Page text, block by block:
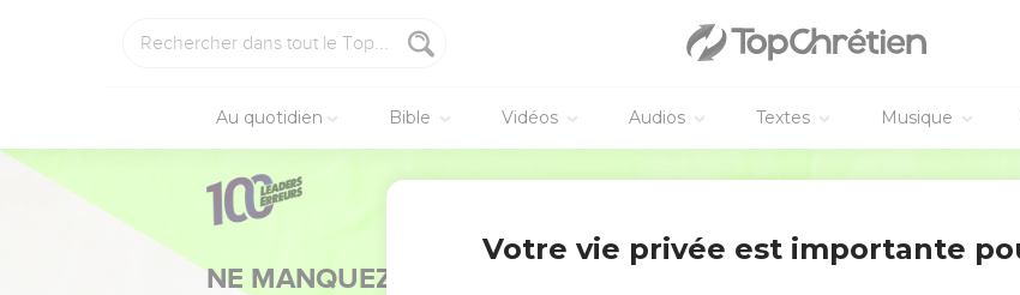
Au quotidien Bible Vidéos Audios Textes Musique
NE MANQUEZ PAS L’ÉVÉNEMENT DE L’ANNÉE !
Votre vie privée est importante